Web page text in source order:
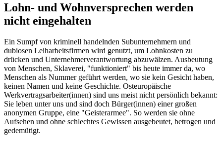
Lohn- und Wohnversprechen werden
nicht eingehalten
Ein Sumpf von kriminell handelnden Subunternehmern und
dubiosen Leiharbeitsfirmen wird genutzt, um Lohnkosten zu
drücken und Unternehmerverantwortung abzuwälzen. Ausbeutung
von Menschen, Sklaverei, "funktioniert" bis heute immer da, wo
Menschen als Nummer geführt werden, wo sie kein Gesicht haben,
keinen Namen und keine Geschichte. Osteuropäische
Werkvertragsarbeiter(innen) sind uns meist nicht persönlich bekannt:
Sie leben unter uns und sind doch Bürger(innen) einer großen
anonymen Gruppe, eine "Geisterarmee". So werden sie ohne
Aufsehen und ohne schlechtes Gewissen ausgebeutet, betrogen und
gedemütigt.